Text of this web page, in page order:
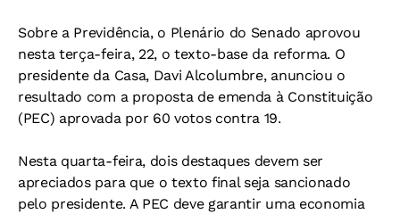
Sobre a Previdência, o Plenário do Senado aprovou
nesta terça-feira, 22, o texto-base da reforma. O
presidente da Casa, Davi Alcolumbre, anunciou o
resultado com a proposta de emenda à Constituição
(PEC) aprovada por 60 votos contra 19.
Nesta quarta-feira, dois destaques devem ser
apreciados para que o texto final seja sancionado
pelo presidente. A PEC deve garantir uma economia